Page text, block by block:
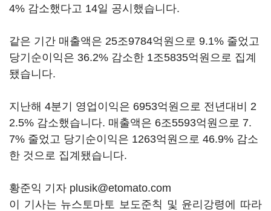
4% 감소했다고 14일 공시했습니다.
같은 기간 매출액은 25조9784억원으로 9.1% 줄었고
당기순이익은 36.2% 감소한 1조5835억원으로 집계
됐습니다.
지난해 4분기 영업이익은 6953억원으로 전년대비 2
2.5% 감소했습니다. 매출액은 6조5593억원으로 7.
7% 줄었고 당기순이익은 1263억원으로 46.9% 감소
한 것으로 집계됐습니다.
황준익 기자 plusik@etomato.com
이 기사는 뉴스토마토 보도준칙 및 윤리강령에 따라